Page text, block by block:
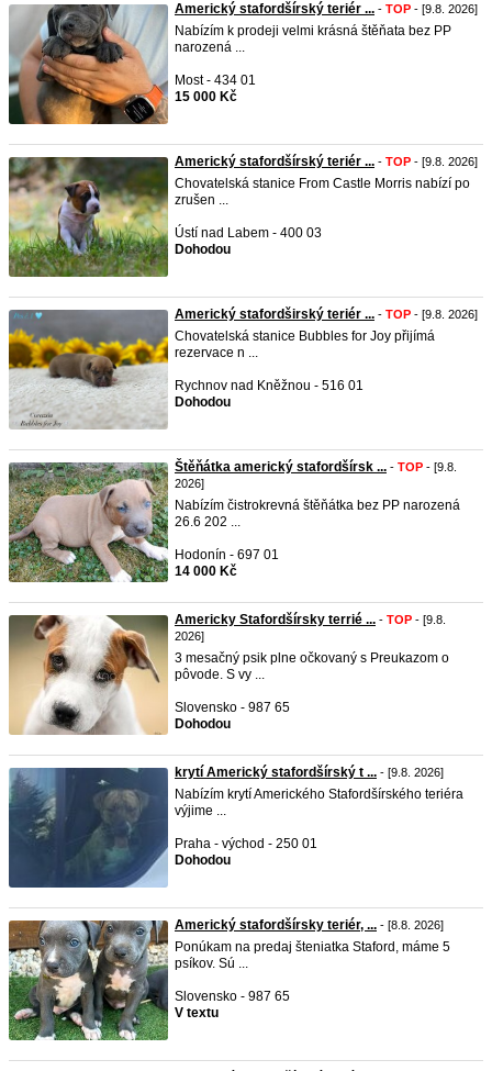
Americký stafordšírský teriér ... - TOP - [9.8. 2026]
Nabízím k prodeji velmi krásná štěňata bez PP
narozená ...
Most - 434 01
15 000 Kč
Americký stafordšírský teriér ... - TOP - [9.8. 2026]
Chovatelská stanice From Castle Morris nabízí po
zrušen ...
Ústí nad Labem - 400 03
Dohodou
Americký stafordširský teriér ... - TOP - [9.8. 2026]
Chovatelská stanice Bubbles for Joy přijímá
rezervace n ...
Rychnov nad Kněžnou - 516 01
Dohodou
Štěňátka americký stafordšírsk ... - TOP - [9.8.
2026]
Nabízím čistrokrevná štěňátka bez PP narozená
26.6 202 ...
Hodonín - 697 01
14 000 Kč
Americky Stafordšírsky terrié ... - TOP - [9.8.
2026]
3 mesačný psik plne očkovaný s Preukazom o
pôvode. S vy ...
Slovensko - 987 65
Dohodou
krytí Americký stafordšírský t ... - [9.8. 2026]
Nabízím krytí Amerického Stafordšírského teriéra
výjime ...
Praha - východ - 250 01
Dohodou
Americký stafordšírsky teriér, ... - [8.8. 2026]
Ponúkam na predaj šteniatka Staford, máme 5
psíkov. Sú ...
Slovensko - 987 65
V textu